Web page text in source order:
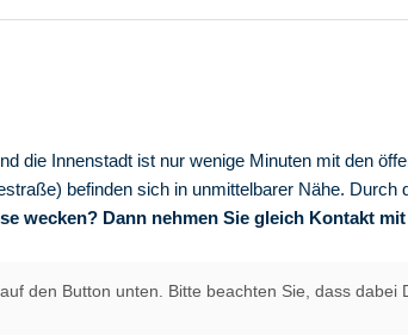
die Innenstadt ist nur wenige Minuten mit den
befinden sich in unmittelbarer Nähe. Durch
wecken? Dann nehmen Sie gleich Kontakt
den Button unten. Bitte beachten Sie, dass dabei